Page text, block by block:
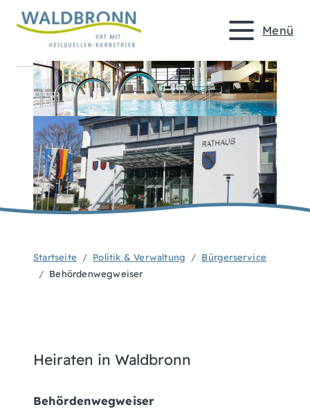
Menü
Startseite Politik & Verwaltung
Bürgerservice
Behördenwegweiser
Heiraten in Waldbronn
Behördenwegweiser